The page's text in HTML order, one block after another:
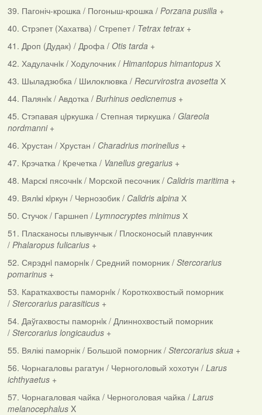
39. Пагоніч-крошка / Погоныш-крошка / Porzana pusilla+
40. Стрэпет (Хахатва) / Стрепет / Tetrax tetrax+
41. Дроп (Дудак) / Дрофа / Otis tarda+
42. Хадулачнiк / Ходулочник / Himantopus himantopusХ
43. Шыладзюбка / Шилоклювка / Recurvirostra avosettaХ
44. Палянiк / Авдотка / Burhinus oedicnemus+
45. Стэпавая цiркушка / Степная тиркушка / Glareola
nordmanni +
46. Хрустан / Хрустан / Charadrius morinellus+
47. Крэчатка / Кречетка / Vanellus gregarius+
48. Марскi пясочнiк / Морской песочник / Calidris maritima+
49. Вялiкi кiркун / Чернозобик / Calidris alpinaХ
50. Стучок / Гаршнеп / Lymnocryptes minimusХ
51. Пласканосы плывунчык / Плосконосый плавунчик
/ Phalaropus fulicarius+
52. Сярэднi паморнiк / Средний поморник / Stercorarius
pomarinus+
53. Караткахвосты паморнiк / Короткохвостый поморник
/ Stercorarius parasiticus+
54. Даўгахвосты паморнiк / Длиннохвостый поморник
/ Stercorarius longicaudus+
55. Вялікі паморнік / Большой поморник / Stercorarius skua+
56. Чорнагаловы рагатун / Черноголовый хохотун /Larus
ichthyaetus+
57. Чорнагаловая чайка / Черноголовая чайка / Larus
melanocephalusX